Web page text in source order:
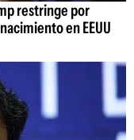
restringe por
en EEUU